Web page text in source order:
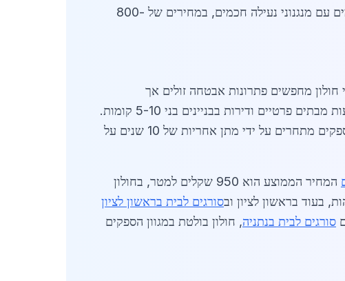
חולון" ו"פלדה מרכז", המספקות התקנה מהירה תוך 48 שעות. בנוסף, יבואנים מציעים סורגים מתקדמים עם מנגנוני נעילה חכמים, במחירים של 800-
מחפשים פתרונות אבטחה זולים אך
איכותיים. על פי נתוני לשכת התעשייה הישראלית לשנת 2026, 70% מהבקשות להתקנת סורגים מגיעות מבתים פרטיים ודירות בבניינים בני 5-10 קומות.
מגמה בולטת היא מעבר לסורגים שקופים מאלומיניום, המהווים 30% מהשוק, בשל עיצובם המודרני. ספקים מתחרים על ידי מתן אחריות של 10 שנים על
המחיר הממוצע הוא 950 שקלים למטר, בחולון
בעוד בראשון לציון ובסורגים לבית בראשון לציון
סורגים לבית בנתניה, חולון בולטת במגוון הספקים